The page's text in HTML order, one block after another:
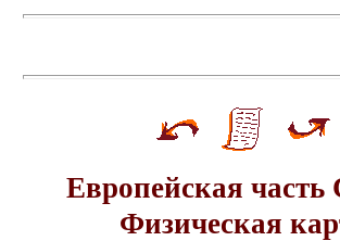
Европейская
Физическая